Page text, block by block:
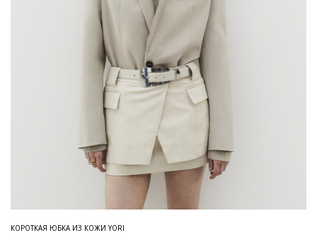
КОРОТКАЯ ЮБКА ИЗ КОЖИ YORI